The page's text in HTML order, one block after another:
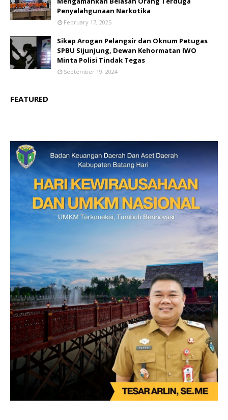
Penyalahgunaan Narkotika
February 17, 2025
Sikap Arogan Pelangsir dan Oknum Petugas
SPBU Sijunjung, Dewan Kehormatan IWO
Minta Polisi Tindak Tegas
September 19, 2024
FEATURED